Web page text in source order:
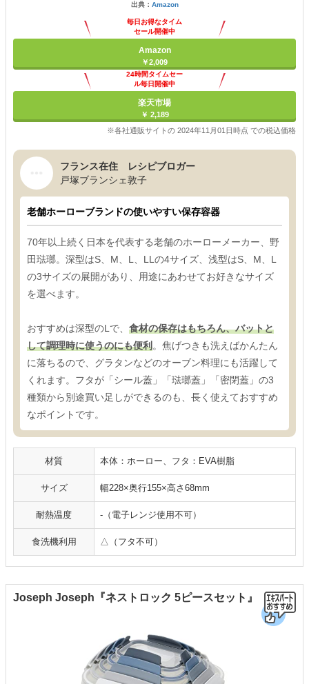
出典： Amazon
毎日お得なタイム
セール開催中
Amazon
￥2,009
24時間タイムセー
ル毎日開催中
楽天市場
￥ 2,189
※各社通販サイトの 2024年11月01日時点 での税込価格
フランス在住 レシピブロガー
戸塚ブランシェ敦子
老舗ホーローブランドの使いやすい保存容器
70年以上続く日本を代表する老舗のホーローメーカー、野
田琺瑯。深型はS、M、L、LLの4サイズ、浅型はS、M、L
の3サイズの展開があり、用途にあわせてお好きなサイズ
を選べます。
おすすめは深型のLで、 食材の保存はもちろん、バットと
して調理時に使うのにも便利。焦げつきも洗えばかんたん
に落ちるので、グラタンなどのオーブン料理にも活躍して
くれます。フタが「シール蓋」「琺瑯蓋」「密閉蓋」の3
種類から別途買い足しができるのも、長く使えておすすめ
なポイントです。
材質 本体：ホーロー、フタ：EVA樹脂
サイズ 幅228×奥行155×高さ68mm
耐熱温度 -（電子レンジ使用不可）
食洗機利用 △（フタ不可）
Joseph Joseph『ネストロック 5ピースセット』